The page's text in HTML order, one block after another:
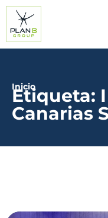
Inicio
Etiqueta:
Canarias